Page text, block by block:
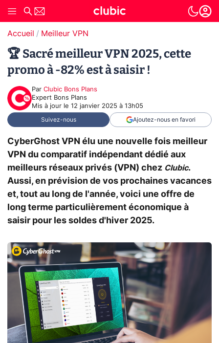
Accueil Meilleur VPN
🏆 Sacré meilleur VPN 2025, cette
promo à -82% est à saisir !
Par Clubic Bons Plans
Expert Bons Plans
Mis à jour le 12 janvier 2025 à 13h05
Suivez-nous Ajoutez-nous en favori
CyberGhost VPN élu une nouvelle fois meilleur
VPN du comparatif indépendant dédié aux
meilleurs réseaux privés (VPN) chez Clubic.
Aussi, en prévision de vos prochaines vacances
et, tout au long de l'année, voici une offre de
long terme particulièrement économique à
saisir pour les soldes d'hiver 2025.